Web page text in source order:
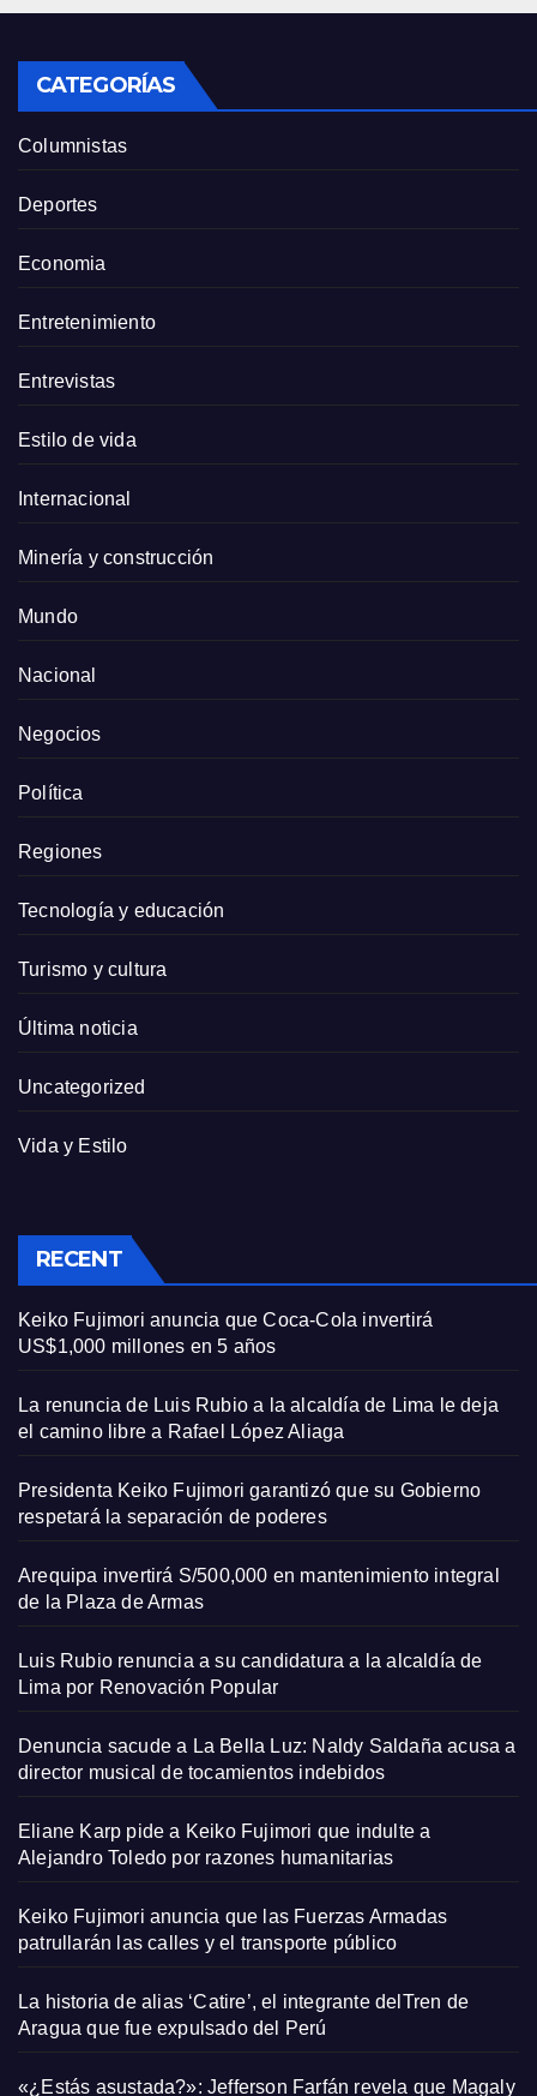
CATEGORÍAS
Columnistas
Deportes
Economia
Entretenimiento
Entrevistas
Estilo de vida
Internacional
Minería y construcción
Mundo
Nacional
Negocios
Política
Regiones
Tecnología y educación
Turismo y cultura
Última noticia
Uncategorized
Vida y Estilo
RECENT
Keiko Fujimori anuncia que Coca-Cola invertirá
US$1,000 millones en 5 años
La renuncia de Luis Rubio a la alcaldía de Lima le deja
el camino libre a Rafael López Aliaga
Presidenta Keiko Fujimori garantizó que su Gobierno
respetará la separación de poderes
Arequipa invertirá S/500,000 en mantenimiento integral
de la Plaza de Armas
Luis Rubio renuncia a su candidatura a la alcaldía de
Lima por Renovación Popular
Denuncia sacude a La Bella Luz: Naldy Saldaña acusa a
director musical de tocamientos indebidos
Eliane Karp pide a Keiko Fujimori que indulte a
Alejandro Toledo por razones humanitarias
Keiko Fujimori anuncia que las Fuerzas Armadas
patrullarán las calles y el transporte público
La historia de alias ‘Catire’, el integrante delTren de
Aragua que fue expulsado del Perú
«¿Estás asustada?»: Jefferson Farfán revela que Magaly